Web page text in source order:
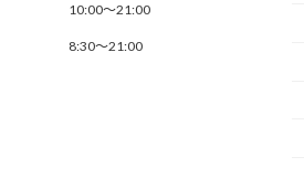
10:00～21:00
8:30～21:00